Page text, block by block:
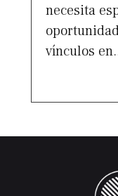
necesita
vínculos